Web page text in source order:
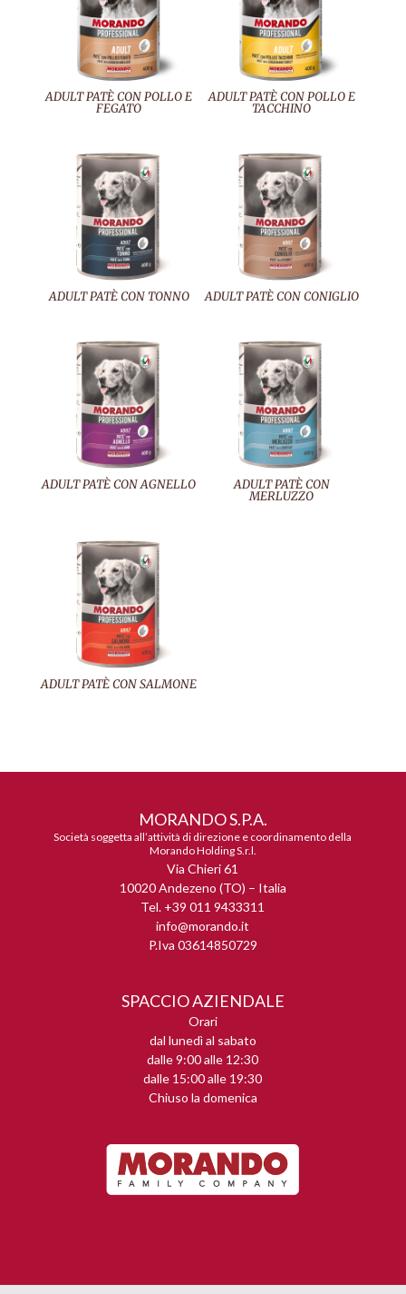
ADULT PATÈ CON POLLO E
FEGATO
ADULT PATÈ CON POLLO E
TACCHINO
ADULT PATÈ CON TONNO ADULT PATÈ CON CONIGLIO
ADULT PATÈ CON AGNELLO ADULT PATÈ CON
MERLUZZO
ADULT PATÈ CON SALMONE
MORANDO S.P.A.
Società soggetta all’attività di direzione e coordinamento della
Morando Holding S.r.l.
Via Chieri 61
10020 Andezeno (TO) – Italia
Tel. +39 011 9433311
info@morando.it
P.Iva 03614850729
SPACCIO AZIENDALE
Orari
dal lunedì al sabato
dalle 9:00 alle 12:30
dalle 15:00 alle 19:30
Chiuso la domenica